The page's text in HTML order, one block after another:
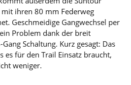
mit ihren 80 mm Federweg
Geschmeidige Gangwechsel per
Problem dank der breit
Schaltung. Kurz gesagt: Das
es für den Trail Einsatz braucht,
weniger.